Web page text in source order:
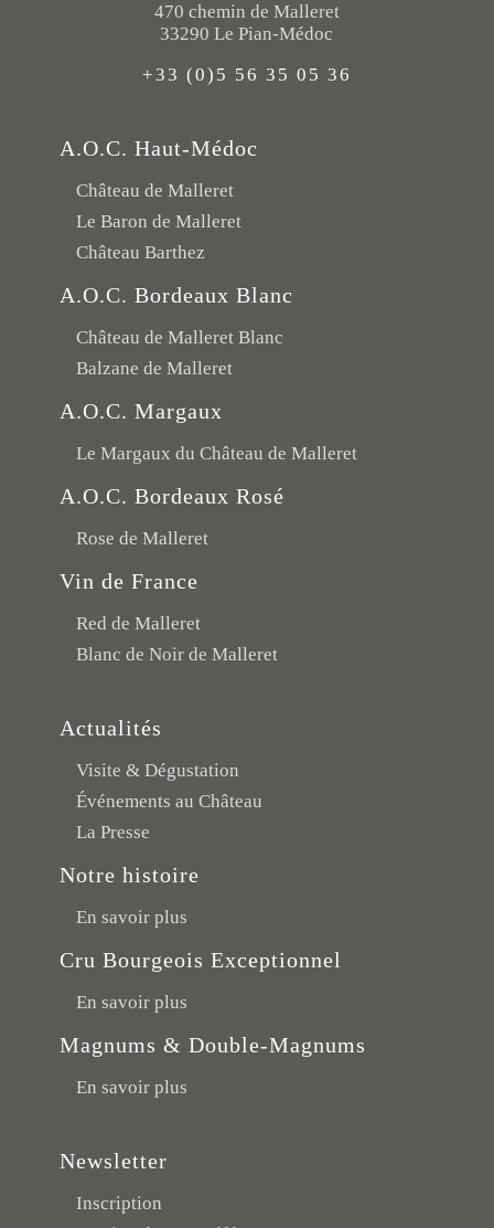
470 chemin de Malleret
33290 Le Pian-Médoc
+33 (0)5 56 35 05 36
A.O.C. Haut-Médoc
Château de Malleret
Le Baron de Malleret
Château Barthez
A.O.C. Bordeaux Blanc
Château de Malleret Blanc
Balzane de Malleret
A.O.C. Margaux
Le Margaux du Château de Malleret
A.O.C. Bordeaux Rosé
Rose de Malleret
Vin de France
Red de Malleret
Blanc de Noir de Malleret
Actualités
Visite & Dégustation
Événements au Château
La Presse
Notre histoire
En savoir plus
Cru Bourgeois Exceptionnel
En savoir plus
Magnums & Double-Magnums
En savoir plus
Newsletter
Inscription